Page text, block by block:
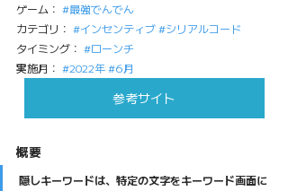
ゲーム： #最強でんでん
カテゴリ： #インセンティブ#シリアルコード
タイミング： #ローンチ
実施月： #2022年#6月
参考サイト
概要
隠しキーワードは、特定の文字をキーワード画面に